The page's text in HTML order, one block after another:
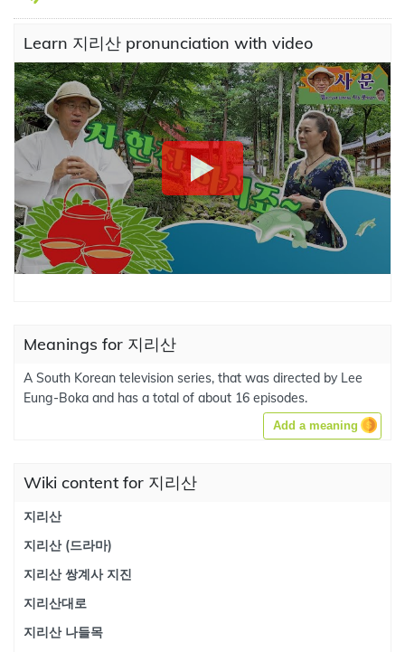
Learn 지리산 pronunciation with video
Meanings for 지리산
A South Korean television series, that was directed by Lee
Eung-Boka and has a total of about 16 episodes.
Add a meaning
Wiki content for 지리산
지리산
지리산 (드라마)
지리산 쌍계사 지진
지리산대로
지리산 나들목